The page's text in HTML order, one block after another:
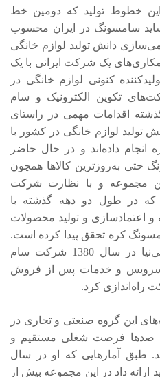
این خطوط تولید که دومین خط
سامسونگ در ایران محسوب
دانش تولید لوازم خانگی
یک شرکت ایرانی با یک
کنونی لوازم خانگی در
تکوین الکترونیک و سام
اقدامات مهمی در راستای
تولید لوازم خانگی در کشور با
داده‌اند و در حال حاضر
به‌روزترین کالاها همچون
مجموعه و با نظارت شرکت
که در طول دو دهه گذشته با
اعتمادسازی و تولید محصولات
کره تحقق پیدا کرده است.
علاوه بر اینها حمیدرضا هاشمی‌نیا در سال 1380 شرکت سام
سرویس و خدمات پس از فروش
راه‌اندازی کرد.
این گروه صنعتی و تجاری در
صدها فرصت شغلی مستقیم و
طبق آمارهایی که او در سال
ارائه داد در این مجموعه بیش از